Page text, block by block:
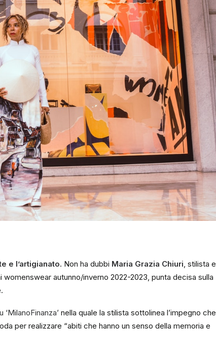
e l’artigianato. Non ha dubbi Maria Grazia Chiuri, stilista e
autunno/inverno 2022-2023, punta decisa sulla
nella quale la stilista sottolinea l’impegno che
per realizzare “abiti che hanno un senso della memoria e